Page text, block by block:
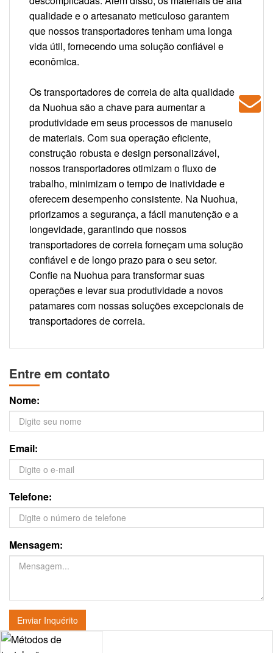
qualidade e o artesanato meticuloso garantem
que nossos transportadores tenham uma longa
vida útil, fornecendo uma solução confiável e
econômica.
Os transportadores de correia de alta qualidade
da Nuohua são a chave para aumentar a
produtividade em seus processos de manuseio
de materiais. Com sua operação eficiente,
construção robusta e design personalizável,
nossos transportadores otimizam o fluxo de
trabalho, minimizam o tempo de inatividade e
oferecem desempenho consistente. Na Nuohua,
priorizamos a segurança, a fácil manutenção e a
longevidade, garantindo que nossos
transportadores de correia forneçam uma solução
confiável e de longo prazo para o seu setor.
Confie na Nuohua para transformar suas
operações e levar sua produtividade a novos
patamares com nossas soluções excepcionais de
transportadores de correia.
Entre em contato
Nome:
Email:
Telefone:
Mensagem:
Enviar Inquérito